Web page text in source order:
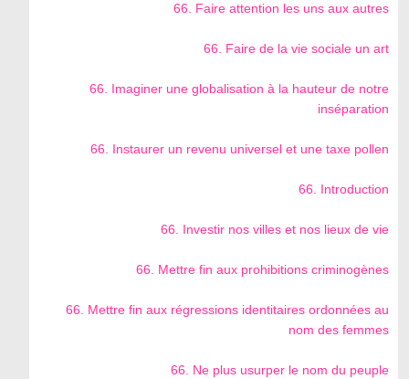
66. Faire attention les uns aux autres
66. Faire de la vie sociale un art
66. Imaginer une globalisation à la hauteur de notre
inséparation
66. Instaurer un revenu universel et une taxe pollen
66. Introduction
66. Investir nos villes et nos lieux de vie
66. Mettre fin aux prohibitions criminogènes
66. Mettre fin aux régressions identitaires ordonnées au
nom des femmes
66. Ne plus usurper le nom du peuple